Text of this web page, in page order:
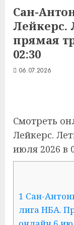
Сан-
Лейкерс.
прямая
02:30
06.07.2026
Смотреть
Лейкерс.
июля 2026 в
1 Сан-
лига НБА.